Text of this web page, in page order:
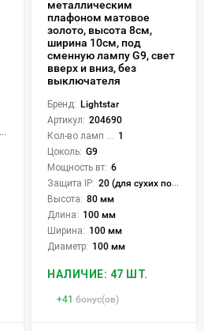
металлическим
плафоном матовое
золото, высота 8см,
ширина 10см, под
сменную лампу G9, свет
вверх и вниз, без
выключателя
Бренд: Lightstar
Артикул: 204690
1
Цоколь: G9
Мощность вт: 6
Защита IP: 20 (для сухих пом.)
Высота: 80 мм
Длина: 100 мм
Ширина: 100 мм
Диаметр: 100 мм
НАЛИЧИЕ: 47 ШТ.
+41 бонус(ов)